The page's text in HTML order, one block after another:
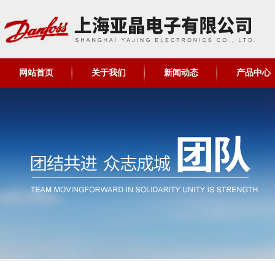
网站首页 关于我们 新闻动态 产品中心